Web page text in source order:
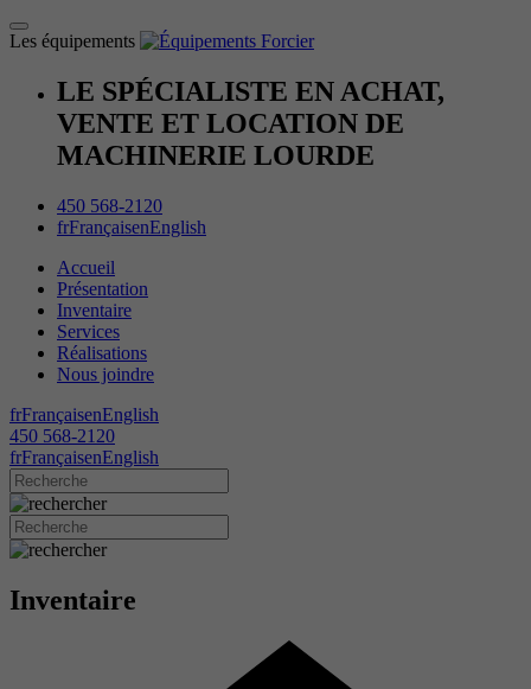
Les équipements
LE SPÉCIALISTE EN ACHAT,
VENTE ET LOCATION DE
MACHINERIE LOURDE
450 568-2120
frFrançaisenEnglish
Accueil
Présentation
Inventaire
Services
Réalisations
Nous joindre
frFrançaisenEnglish
450 568-2120
frFrançaisenEnglish
Inventaire